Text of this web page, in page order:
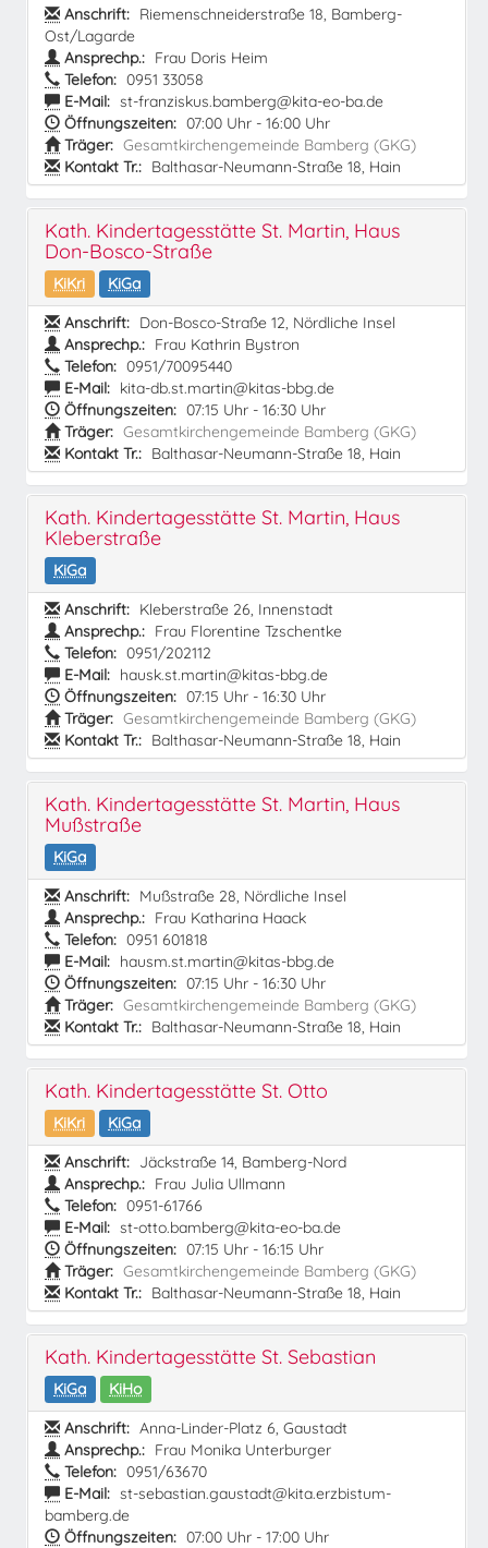
Anschrift: Riemenschneiderstraße 18, Bamberg-
Ost/Lagarde
Ansprechp.: Frau Doris Heim
Telefon: 0951 33058
E-Mail: st-franziskus.bamberg@kita-eo-ba.de
Öffnungszeiten: 07:00 Uhr - 16:00 Uhr
Träger: Gesamtkirchengemeinde Bamberg (GKG)
Kontakt Tr.: Balthasar-Neumann-Straße 18, Hain
Kath. Kindertagesstätte St. Martin, Haus
Don-Bosco-Straße
KiKri
KiGa
Anschrift: Don-Bosco-Straße 12, Nördliche Insel
Ansprechp.: Frau Kathrin Bystron
Telefon: 0951/70095440
E-Mail: kita-db.st.martin@kitas-bbg.de
Öffnungszeiten: 07:15 Uhr - 16:30 Uhr
Träger: Gesamtkirchengemeinde Bamberg (GKG)
Kontakt Tr.: Balthasar-Neumann-Straße 18, Hain
Kath. Kindertagesstätte St. Martin, Haus
Kleberstraße
KiGa
Anschrift: Kleberstraße 26, Innenstadt
Ansprechp.: Frau Florentine Tzschentke
Telefon: 0951/202112
E-Mail: hausk.st.martin@kitas-bbg.de
Öffnungszeiten: 07:15 Uhr - 16:30 Uhr
Träger: Gesamtkirchengemeinde Bamberg (GKG)
Kontakt Tr.: Balthasar-Neumann-Straße 18, Hain
Kath. Kindertagesstätte St. Martin, Haus
Mußstraße
KiGa
Anschrift: Mußstraße 28, Nördliche Insel
Ansprechp.: Frau Katharina Haack
Telefon: 0951 601818
E-Mail: hausm.st.martin@kitas-bbg.de
Öffnungszeiten: 07:15 Uhr - 16:30 Uhr
Träger: Gesamtkirchengemeinde Bamberg (GKG)
Kontakt Tr.: Balthasar-Neumann-Straße 18, Hain
Kath. Kindertagesstätte St. Otto
KiKri
KiGa
Anschrift: Jäckstraße 14, Bamberg-Nord
Ansprechp.: Frau Julia Ullmann
Telefon: 0951-61766
E-Mail: st-otto.bamberg@kita-eo-ba.de
Öffnungszeiten: 07:15 Uhr - 16:15 Uhr
Träger: Gesamtkirchengemeinde Bamberg (GKG)
Kontakt Tr.: Balthasar-Neumann-Straße 18, Hain
Kath. Kindertagesstätte St. Sebastian
KiGa
KiHo
Anschrift: Anna-Linder-Platz 6, Gaustadt
Ansprechp.: Frau Monika Unterburger
Telefon: 0951/63670
E-Mail: st-sebastian.gaustadt@kita.erzbistum-
bamberg.de
Öffnungszeiten: 07:00 Uhr - 17:00 Uhr